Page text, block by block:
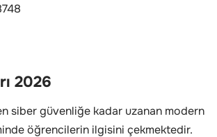
2026
siber güvenliğe kadar uzanan modern
öğrencilerin ilgisini çekmektedir.